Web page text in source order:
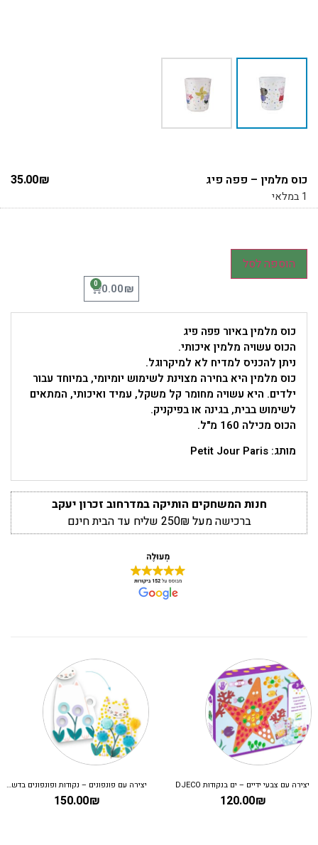
כוס מלמין – פפה פיג 35.00₪
1 במלאי
הוספה לסל
0.00₪
0
כוס מלמין באיור פפה פיג
הכוס עשויה מלמין איכותי.
ניתן להכניס למדיח לא למיקרוגל.
כוס מלמין היא בחירה מצוינת לשימוש יומיומי, במיוחד עבור
ילדים. היא עשויה מחומר קל משקל, עמיד ואיכותי, המתאים
לשימוש בבית, בגינה או בפיקניק.
הכוס מכילה 160 מ"ל.
מותג: Petit Jour Paris
חנות המשחקים הותיקה במדרחוב זכרון יעקב
ברכישה מעל 250₪ שליח עד הבית חינם
יצירה עם צבעי ידיים – ים בנקודות DJECO
120.00₪
יצירה עם פונפונים – נקודות ופונפונים בדשא DJECO
150.00₪